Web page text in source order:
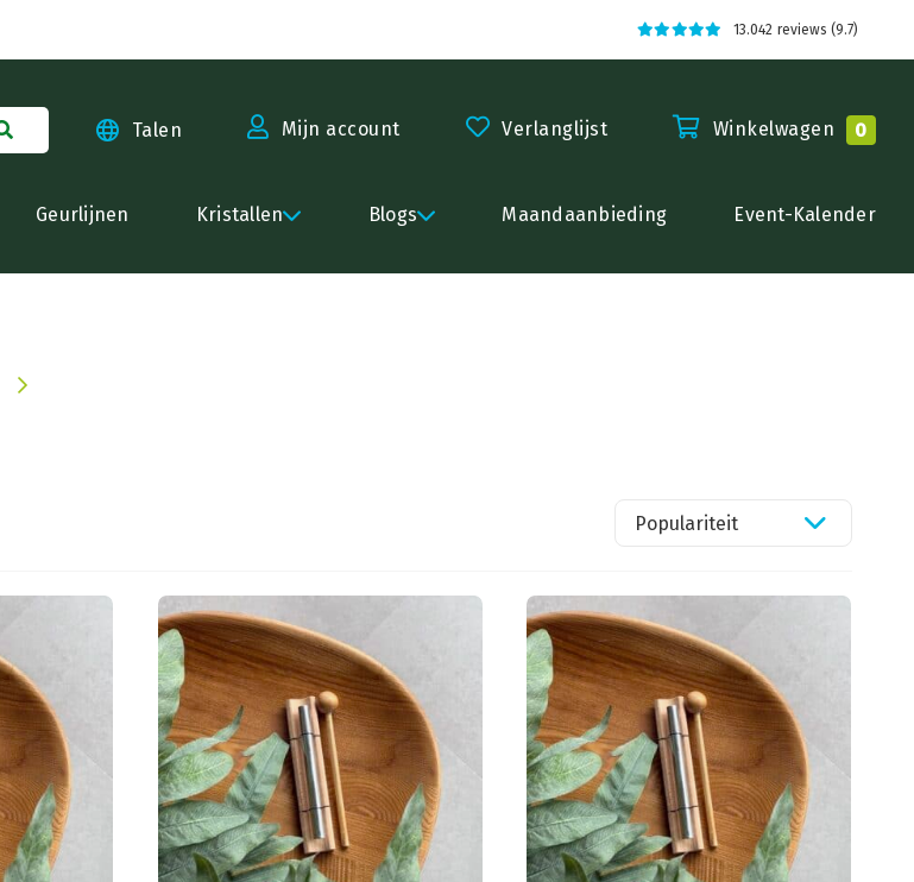
13.042 reviews (9.7)
Talen Mijn account Verlanglijst Winkelwagen 0
Geurlijnen Kristallen Blogs Maandaanbieding Event-Kalender
Populariteit